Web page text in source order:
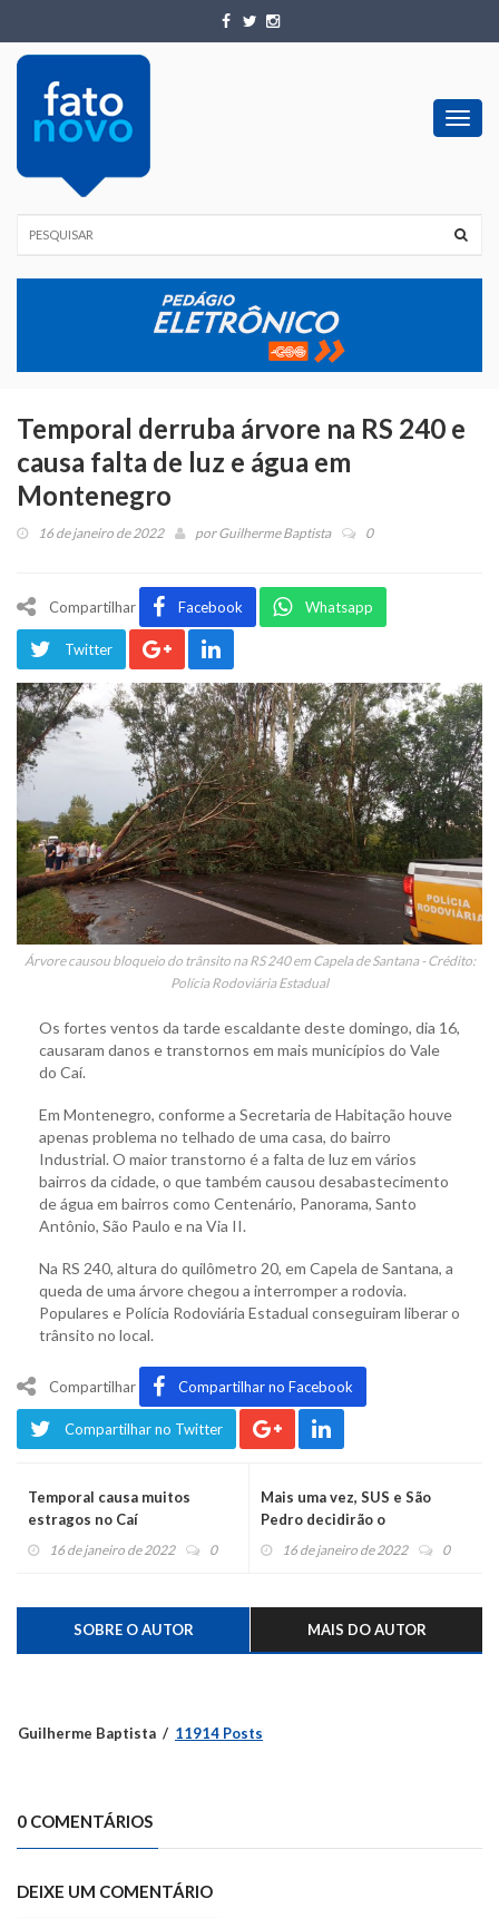
Temporal derruba árvore na RS 240 e
causa falta de luz e água em
Montenegro
16 de janeiro de 2022 porGuilherme Baptista 0
Compartilhar Facebook Whatsapp
Twitter
Árvore causou bloqueio do trânsito na RS 240 em Capela de Santana - Crédito:
Polícia Rodoviária Estadual
Os fortes ventos da tarde escaldante deste domingo, dia 16,
causaram danos e transtornos em mais municípios do Vale
do Caí.
Em Montenegro, conforme a Secretaria de Habitação houve
apenas problema no telhado de uma casa, do bairro
Industrial. O maior transtorno é a falta de luz em vários
bairros da cidade, o que também causou desabastecimento
de água em bairros como Centenário, Panorama, Santo
Antônio, São Paulo e na Via II.
Na RS 240, altura do quilômetro 20, em Capela de Santana, a
queda de uma árvore chegou a interromper a rodovia.
Populares e Polícia Rodoviária Estadual conseguiram liberar o
trânsito no local.
Compartilhar Compartilhar no Facebook
Compartilhar no Twitter
Temporal causa muitos
estragos no Caí
16 de janeiro de 2022 0
Mais uma vez, SUS e São
Pedro decidirão o
Integração/Liserf
16 de janeiro de 2022 0
SOBRE O AUTOR MAIS DO AUTOR
Guilherme Baptista 11914 Posts
0 COMENTÁRIOS
DEIXE UM COMENTÁRIO